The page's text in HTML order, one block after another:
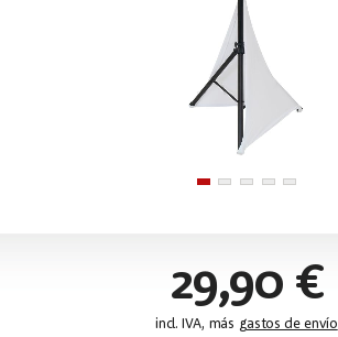
29,90 €
incl. IVA, más gastos de envío